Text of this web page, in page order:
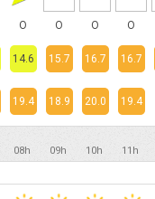
O O O O
14.6 15.7 16.7 16.7
19.4 18.9 20.0 19.4
08h 09h 10h 11h